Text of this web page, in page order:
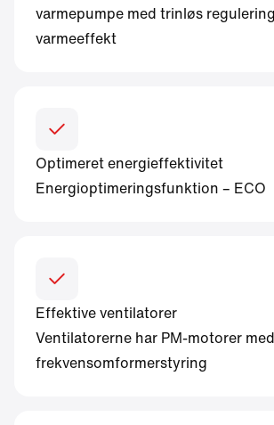
varmepumpe med trinløs
varmeeffekt
Optimeret energieffektivitet
Energioptimeringsfunktion – ECO
Effektive ventilatorer
Ventilatorerne har PM-motorer
frekvensomformerstyring